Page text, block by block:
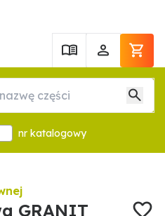
nr katalogowy
GRANIT